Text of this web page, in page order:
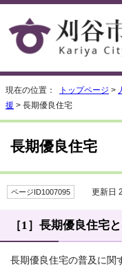
現在の位置： トップページ >
援 > 長期優良住宅
長期優良住宅
ページID1007095 更新日
［1］長期優良住宅
長期優良住宅の普及に関